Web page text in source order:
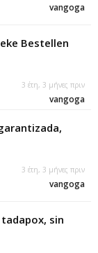
vangoga
Bestellen
3 έτη, 3 μήνες πριν
vangoga
3 έτη, 3 μήνες πριν
vangoga
sin